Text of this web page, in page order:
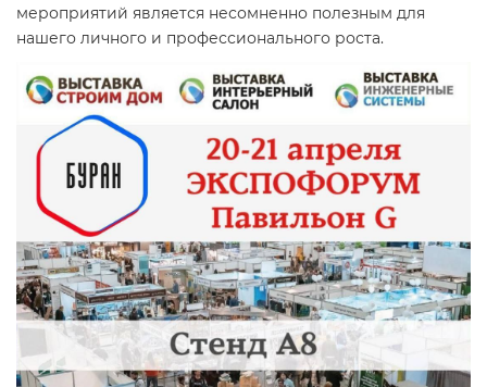
мероприятий является несомненно полезным для
нашего личного и профессионального роста.